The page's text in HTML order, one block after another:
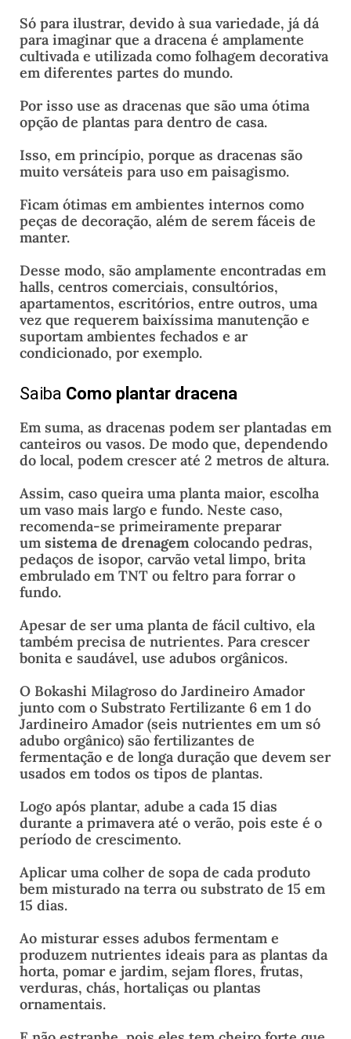
Só para ilustrar, devido à sua variedade, já dá
para imaginar que a dracena é amplamente
cultivada e utilizada como folhagem decorativa
em diferentes partes do mundo.
Por isso use as dracenas que são uma ótima
opção de plantas para dentro de casa.
Isso, em princípio, porque as dracenas são
muito versáteis para uso em paisagismo.
Ficam ótimas em ambientes internos como
peças de decoração, além de serem fáceis de
manter.
Desse modo, são amplamente encontradas em
halls, centros comerciais, consultórios,
apartamentos, escritórios, entre outros, uma
vez que requerem baixíssima manutenção e
suportam ambientes fechados e ar
condicionado, por exemplo.
Saiba Como plantar dracena
Em suma, as dracenas podem ser plantadas em
canteiros ou vasos. De modo que, dependendo
do local, podem crescer até 2 metros de altura.
Assim, caso queira uma planta maior, escolha
um vaso mais largo e fundo. Neste caso,
recomenda-se primeiramente preparar
um sistema de drenagem colocando pedras,
pedaços de isopor, carvão vetal limpo, brita
embrulado em TNT ou feltro para forrar o
fundo.
Apesar de ser uma planta de fácil cultivo, ela
também precisa de nutrientes. Para crescer
bonita e saudável, use adubos orgânicos.
O Bokashi Milagroso do Jardineiro Amador
junto com o Substrato Fertilizante 6 em 1 do
Jardineiro Amador (seis nutrientes em um só
adubo orgânico) são fertilizantes de
fermentação e de longa duração que devem ser
usados em todos os tipos de plantas.
Logo após plantar, adube a cada 15 dias
durante a primavera até o verão, pois este é o
período de crescimento.
Aplicar uma colher de sopa de cada produto
bem misturado na terra ou substrato de 15 em
15 dias.
Ao misturar esses adubos fermentam e
produzem nutrientes ideais para as plantas da
horta, pomar e jardim, sejam flores, frutas,
verduras, chás, hortaliças ou plantas
ornamentais.